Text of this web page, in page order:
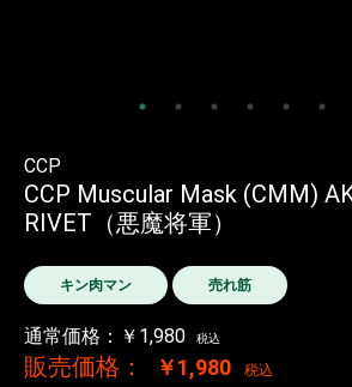
CCP
CCP Muscular Mask (CMM)
RIVET（悪魔将軍）
キン肉マン 売れ筋
通常価格：￥1,980 税込
販売価格： ￥1,980 税込